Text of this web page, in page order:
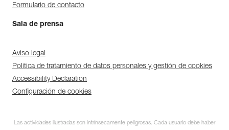
Formulario de contacto
Sala de prensa
Aviso legal
Política de tratamiento de datos personales y gestión de cookies
Accessibility Declaration
Configuración de cookies
Las actividades ilustradas son intrínsecamente peligrosas. Cada usuario debe haber